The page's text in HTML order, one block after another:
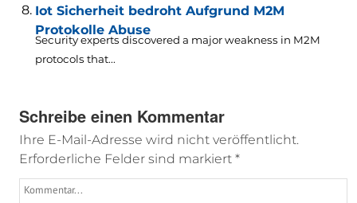
Iot Sicherheit bedroht Aufgrund M2M
Protokolle Abuse
Security experts discovered a major weakness in M2M
protocols that...
Schreibe einen Kommentar
Ihre E-Mail-Adresse wird nicht veröffentlicht.
Erforderliche Felder sind markiert *